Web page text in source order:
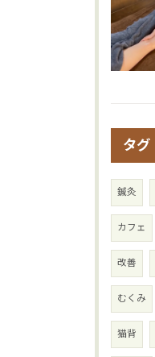
タグ
鍼灸
カフェ
改善
むくみ
猫背